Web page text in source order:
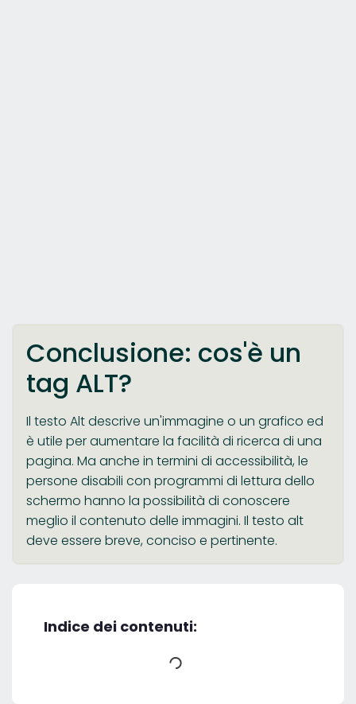
Conclusione: cos'è un
tag ALT?
Il testo Alt descrive un'immagine o un grafico ed
è utile per aumentare la facilità di ricerca di una
pagina. Ma anche in termini di accessibilità, le
persone disabili con programmi di lettura dello
schermo hanno la possibilità di conoscere
meglio il contenuto delle immagini. Il testo alt
deve essere breve, conciso e pertinente.
Indice dei contenuti: